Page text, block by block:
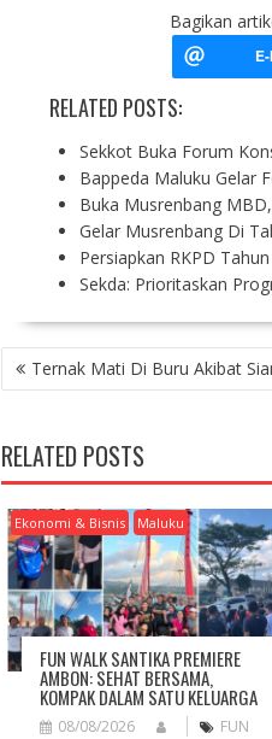
Bagikan
RELATED POSTS:
Sekkot Buka Forum
Bappeda Maluku Gelar
Buka Musrenbang
Gelar Musrenbang Di
Persiapkan RKPD
Sekda: Prioritaskan
P
O
T
N
A
V
G
A
T
O
Ternak Mati Di Buru Akibat
RELATED POSTS
Ekonomi & Bisnis Maluku
FUN WALK SANTIKA PREMIERE
AMBON: SEHAT BERSAMA,
KOMPAK DALAM SATU KELUARGA
08/08/2026
FUN